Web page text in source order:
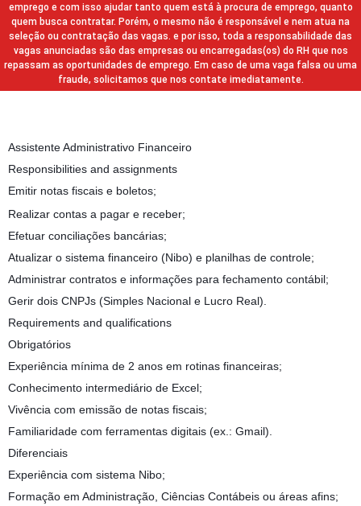
emprego e com isso ajudar tanto quem está à procura de emprego, quanto
quem busca contratar. Porém, o mesmo não é responsável e nem atua na
seleção ou contratação das vagas. e por isso, toda a responsabilidade das
vagas anunciadas são das empresas ou encarregadas(os) do RH que nos
repassam as oportunidades de emprego. Em caso de uma vaga falsa ou uma
fraude, solicitamos que nos contate imediatamente.
Assistente Administrativo Financeiro
Responsibilities and assignments
Emitir notas fiscais e boletos;
Realizar contas a pagar e receber;
Efetuar conciliações bancárias;
Atualizar o sistema financeiro (Nibo) e planilhas de controle;
Administrar contratos e informações para fechamento contábil;
Gerir dois CNPJs (Simples Nacional e Lucro Real).
Requirements and qualifications
Obrigatórios
Experiência mínima de 2 anos em rotinas financeiras;
Conhecimento intermediário de Excel;
Vivência com emissão de notas fiscais;
Familiaridade com ferramentas digitais (ex.: Gmail).
Diferenciais
Experiência com sistema Nibo;
Formação em Administração, Ciências Contábeis ou áreas afins;